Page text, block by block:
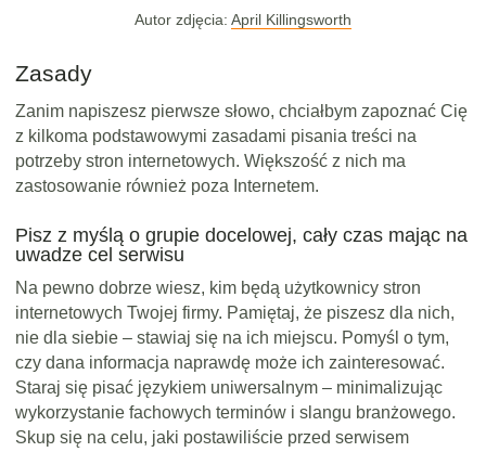
Autor zdjęcia: April Killingsworth
Zasady
Zanim napiszesz pierwsze słowo, chciałbym zapoznać Cię
z kilkoma podstawowymi zasadami pisania treści na
potrzeby stron internetowych. Większość z nich ma
zastosowanie również poza Internetem.
Pisz z myślą o grupie docelowej, cały czas mając na
uwadze cel serwisu
Na pewno dobrze wiesz, kim będą użytkownicy stron
internetowych Twojej firmy. Pamiętaj, że piszesz dla nich,
nie dla siebie – stawiaj się na ich miejscu. Pomyśl o tym,
czy dana informacja naprawdę może ich zainteresować.
Staraj się pisać językiem uniwersalnym – minimalizując
wykorzystanie fachowych terminów i slangu branżowego.
Skup się na celu, jaki postawiliście przed serwisem